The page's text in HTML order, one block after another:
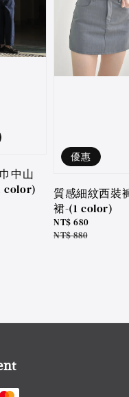
中山
color)
優惠
質感細紋西裝
裙-(1 color)
Sale
price
NT$ 680
Regular
NT$ 880